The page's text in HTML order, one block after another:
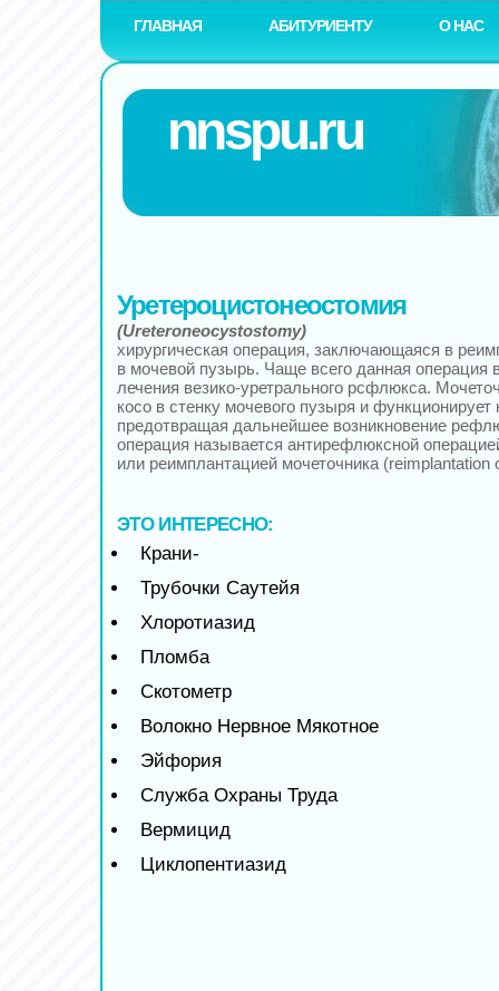
ГЛАВНАЯ АБИТУРИЕНТУ О НАС
nnspu.ru
Уретероцистонеостомия
(Ureteroneocystostomy)
хирургическая операция, заключающаяся в
в мочевой пузырь. Чаще всего данная операция
лечения везико-уретрального рсфлюкса.
косо в стенку мочевого пузыря и функционирует
предотвращая дальнейшее возникновение
операция называется антирефлюксной
или реимплантацией мочеточника (reimplantation
ЭТО ИНТЕРЕСНО:
Крани-
Трубочки Саутейя
Хлоротиазид
Пломба
Скотометр
Волокно Нервное Мякотное
Эйфория
Служба Охраны Труда
Вермицид
Циклопентиазид